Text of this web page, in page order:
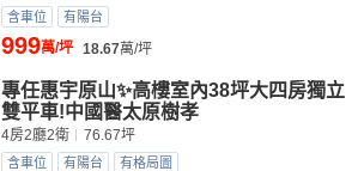
含車位 有陽台
999萬/坪 18.67萬/坪
專任惠宇原山✨高樓室內38坪大四房獨立
雙平車!中國醫太原樹孝
4房2廳2衛 76.67坪
含車位 有陽台 有格局圖